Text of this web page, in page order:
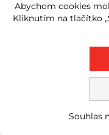
Abychom cookies
Kliknutím na tlačítko
Souhlas